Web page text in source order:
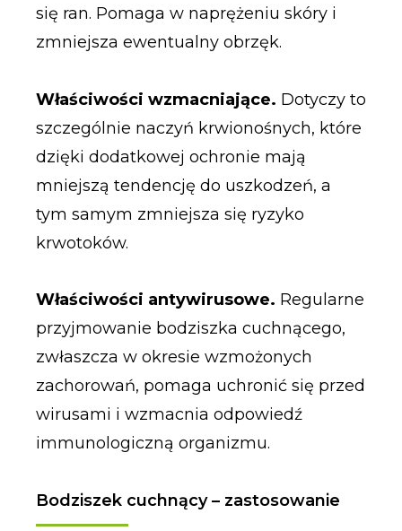
się ran. Pomaga w naprężeniu skóry i
zmniejsza ewentualny obrzęk.
Właściwości wzmacniające. Dotyczy to
szczególnie naczyń krwionośnych, które
dzięki dodatkowej ochronie mają
mniejszą tendencję do uszkodzeń, a
tym samym zmniejsza się ryzyko
krwotoków.
Właściwości antywirusowe. Regularne
przyjmowanie bodziszka cuchnącego,
zwłaszcza w okresie wzmożonych
zachorowań, pomaga uchronić się przed
wirusami i wzmacnia odpowiedź
immunologiczną organizmu.
Bodziszek cuchnący – zastosowanie